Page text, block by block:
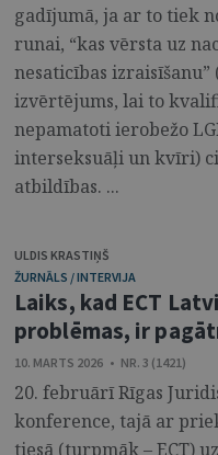
gadījumā, ja ar to tiek
runai, “kas vērsta uz
nesaticības
izvērtējums, lai to
nepamatoti ierobežo
interseksuāļi un kvīri)
atbildības. ...
ULDIS KRASTIŅŠ
ŽURNĀLS / INTERVIJA
Laiks, kad ECT
problēmas, ir
10. MARTS 2026 • NR. 3 (1421)
20. februārī Rīgas
konference, tajā ar
tiesā (turpmāk – ECT)